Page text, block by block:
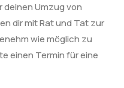
Umzug von
dir mit Rat und Tat zur
wie möglich zu
einen Termin für eine